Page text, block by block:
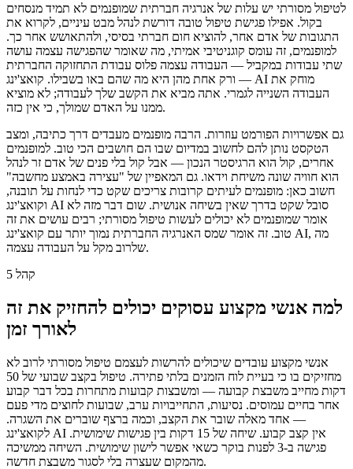
לטיפול מסורתי יש עלות של אנרגיה חברתית שמופנמים לא תמיד מנסחים
בקול. אפילו פגישת טיפול טובה דורשת לנהל מבט עיניים, לקרוא את
התגובות של אדם אחר, להוציא חום חברתי בסיסי, ולהתאושש אחר כך.
למופנמים, זה עומס קוגניטיבי אמיתי, מה שאומר שהפגישה עצמה עושה
שתי עבודות במקביל — העבודה עצמה פלוס עבודת התחזוקה החברתית
— ורק אחת מהן היא מה שהם באו בשבילו. קואצ'ינג AI מוחק את
העבודה השנייה לגמרי. אתה מביא את הקשב שלך לעבודה; לא מוציא
ממנו על האדם שמולך, כי אין כזה.
גם אפשרויות הפורמט עוזרות. הרבה מופנמים מעבדים דרך כתיבה, ומצב
הטקסט נותן להם לחשוב במדיום שבו הם חושבים הכי טוב. למופנמים
אחרים, קול הוא הרגיסטר הנכון — אבל קול בלי פנים של אדם זר לנהל
הוא חוויה שונה משיחת וידאו. גם המאפיין של "עצירה באמצע מחשבה"
חשוב כאן: מופנמים לעיתים קרובות צריכים שקט כדי לנחות על תובנה,
וקואצ'ינג AI סובל שקט בדרך שאין בשיחה אנושית. שום דבר מזה לא
אומר שמופנמים לא יכולים לעשות טיפול מסורתי; רבים עושים את זה
טוב. זה אומר שמס האנרגיה החברתית נמוך יותר עם קואצ'ינג AI, מה
שלרוב מקל על העבודה עצמה.
קהל 5
למה אנשי מקצוע עסוקים יכולים להחזיק את זה
לאורך זמן
אנשי מקצוע עובדים שיכולים להרשות לעצמם טיפול מסורתי לרוב לא
מחזיקים בו כי בעיית לוח הזמנים בלתי פתירה. טיפול בקצב שבועי של 50
דקות מחייב משבצת קבועה — ומשבצות קבועות מתחרות בכל דבר קבוע
אחר בחיים עמוסים. נסיעות, התחייבויות ערב, שבועות לחוצים מדי פעם
— אחד מאלה שובר את הקצב, וכמה ברצף שוברים את השגרה.
לקואצ'ינג AI אין קצב קבוע. שיחה של 15 דקות בין פגישות שימושית.
פגישה ב-3 לפנות בוקר כשאי אפשר לישון שימושית. השיחה ממשיכה
מהמקום שעצרה בלי לסגור משבצת חדשה.